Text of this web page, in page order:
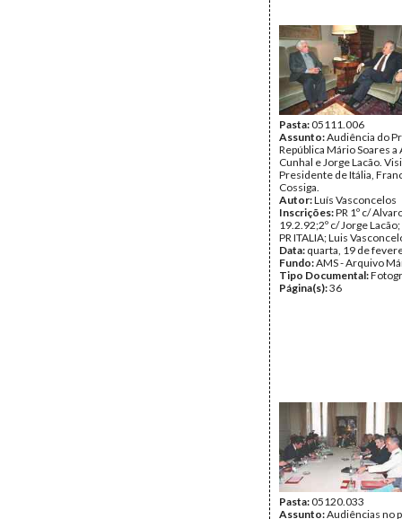
Pasta:05111.006
Assunto:Audiência do
República Mário Soares a
Cunhal e Jorge Lacão.
Presidente de Itália,
Cossiga.
Autor:Luís Vasconcelos
Inscrições:PR 1º c/
19.2.92;2º c/ Jorge
PR ITALIA; Luis
Data: quarta, 19 de
Fundo:AMS - Arquivo
Tipo Documental:
Página(s):36
Pasta:05120.033
Assunto:Audiências no